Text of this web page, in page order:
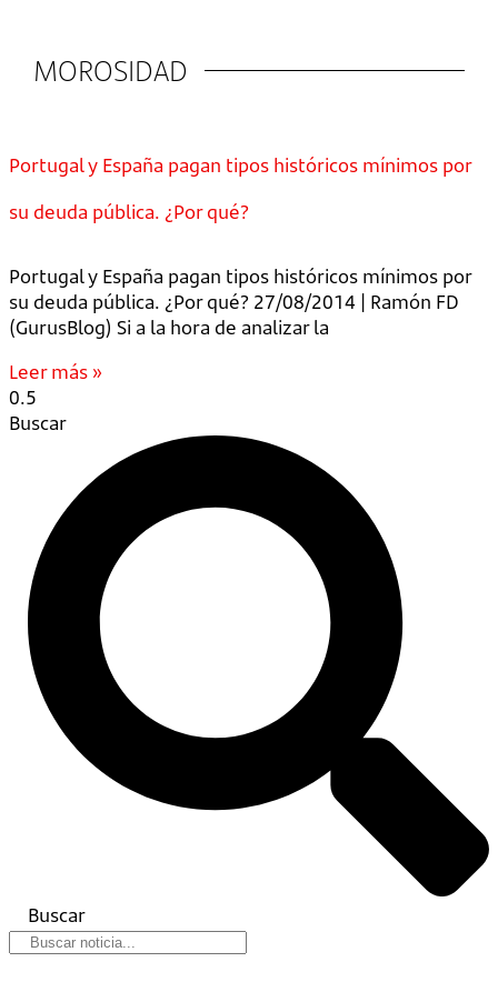
MOROSIDAD
Portugal y España pagan tipos históricos mínimos por
su deuda pública. ¿Por qué?
Portugal y España pagan tipos históricos mínimos por
su deuda pública. ¿Por qué? 27/08/2014 | Ramón FD
(GurusBlog) Si a la hora de analizar la
Leer más »
Buscar
Buscar